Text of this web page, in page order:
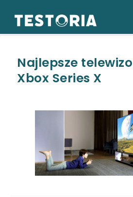
Najlepsze
Xbox Series X